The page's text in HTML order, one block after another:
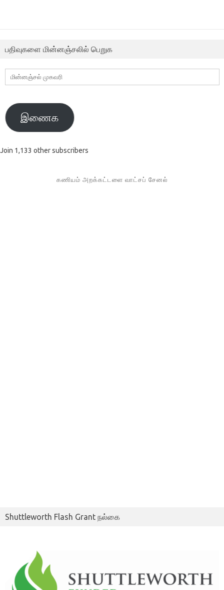
பதிவுகளை மின்னஞ்சலில் பெறுக
மின்னஞ்சல்
முகவரி
இணைக
Join 1,133 other subscribers
கணியம் அறக்கட்டளை வாட்சப் சேனல்
Shuttleworth Flash Grant நல்கை